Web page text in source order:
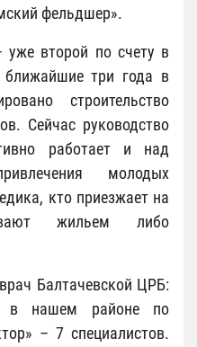
фельдшер».
второй по счету в
три года в
строительство
Сейчас руководство
работает и над
молодых
кто приезжает на
жильем либо
Балтачевской ЦРБ:
в нашем районе по
– 7 специалистов.